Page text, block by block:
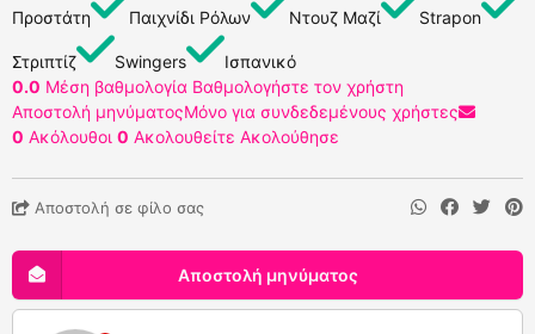
Προστάτη Παιχνίδι Ρόλων Ντουζ Μαζί Strapon
Στριπτίζ Swingers
Ισπανικό
0.0 Μέση βαθμολογία Βαθμολογήστε τον χρήστη
Αποστολή μηνύματοςΜόνο για συνδεδεμένους χρήστες
0 Ακόλουθοι 0 Ακολουθείτε Ακολούθησε
Αποστολή σε φίλο σας
Αποστολή μηνύματος